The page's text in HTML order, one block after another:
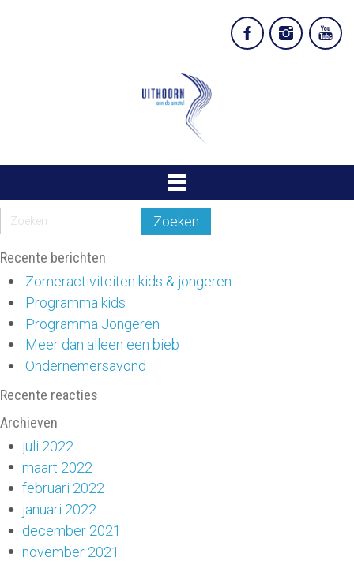
Recente berichten
Zomeractiviteiten kids & jongeren
Programma kids
Programma Jongeren
Meer dan alleen een bieb
Ondernemersavond
Recente reacties
Archieven
juli 2022
maart 2022
februari 2022
januari 2022
december 2021
november 2021